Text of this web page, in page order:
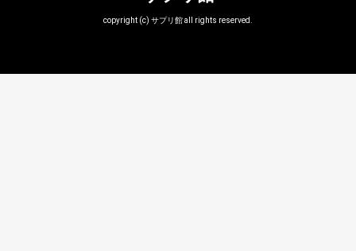
copyright (c) サプリ館 all rights reserved.